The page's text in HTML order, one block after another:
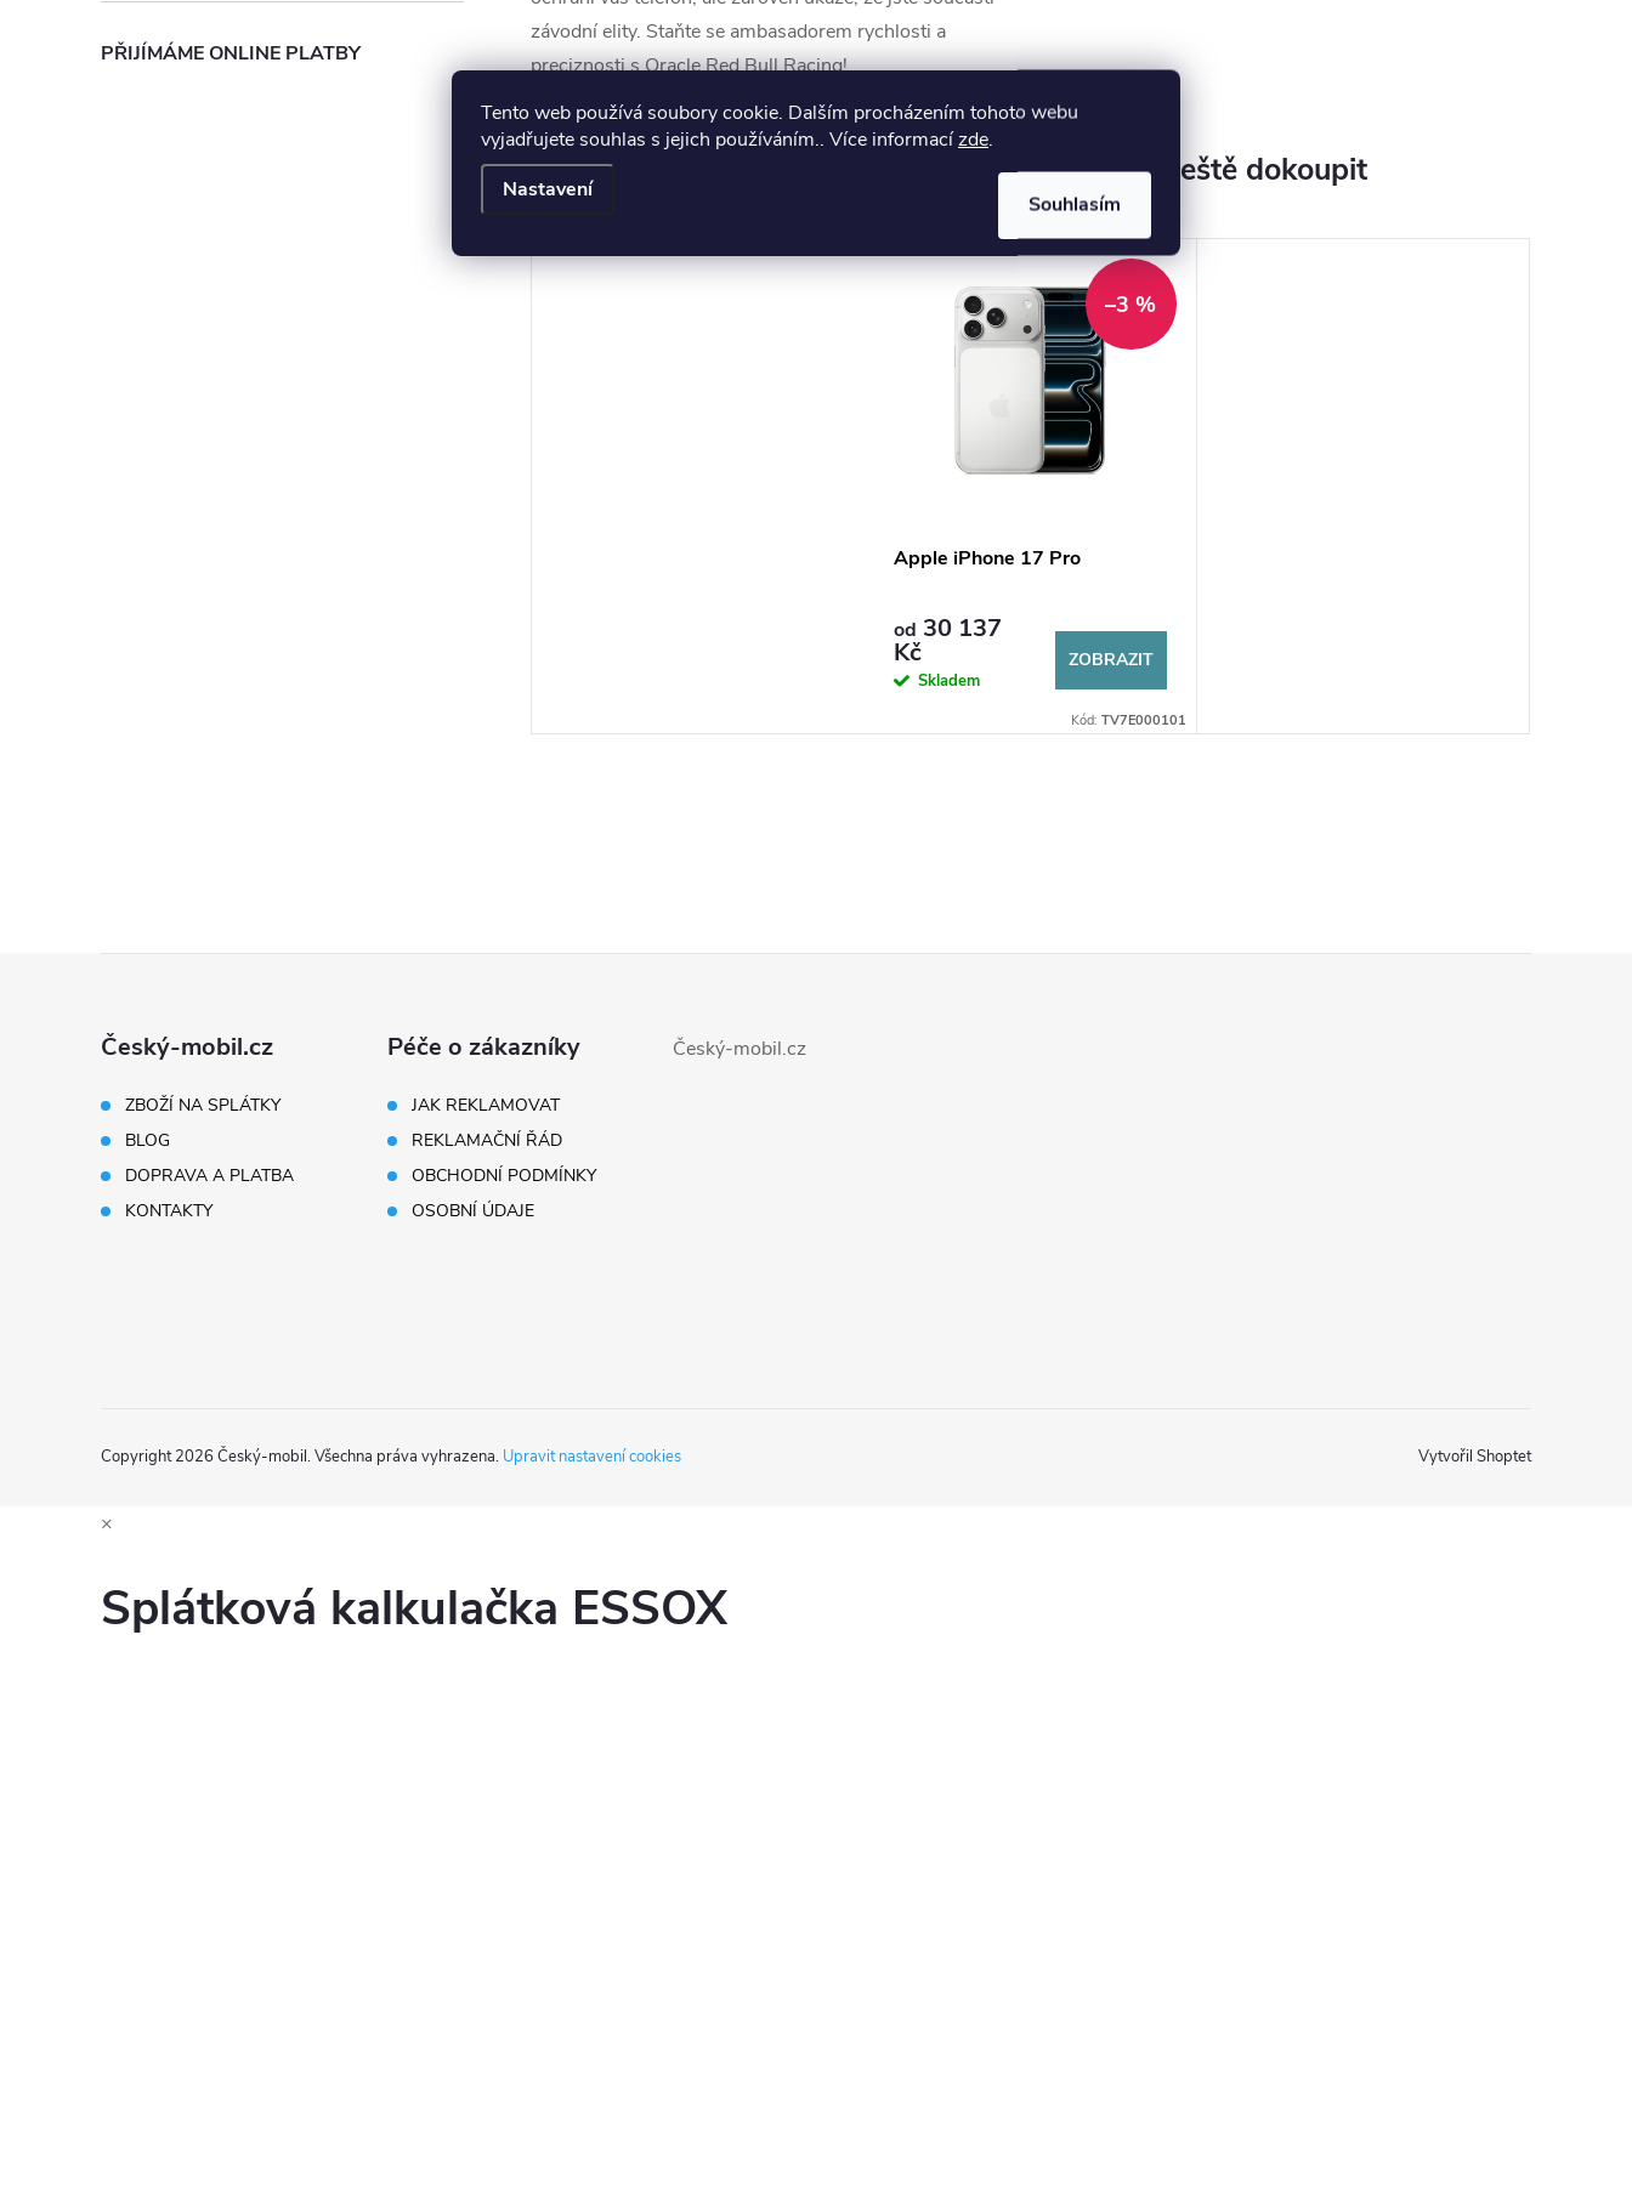
Tento web používá soubory cookie. Dalším procházením tohoto webu
vyjadřujete souhlas s jejich používáním.. Více informacízde.
Nastavení
Souhlasím
PŘIJÍMÁME ONLINE PLATBY
závodní elity. Staňte se ambasadorem rychlosti a
preciznosti s Oracle Red Bull Racing!
K tomuto produktu doporučujeme ještě dokoupit
–3 %
Apple iPhone 17 Pro
od 30 137
Kč
Skladem
ZOBRAZIT
Kód: TV7E000101
Český-mobil.cz
ZBOŽÍ NA SPLÁTKY
BLOG
DOPRAVA A PLATBA
KONTAKTY
Péče o zákazníky
JAK REKLAMOVAT
REKLAMAČNÍ ŘÁD
OBCHODNÍ PODMÍNKY
OSOBNÍ ÚDAJE
Český-mobil.cz
Vytvořil Shoptet
Copyright 2026 Český-mobil. Všechna práva vyhrazena. Upravit nastavení cookies
×
Splátková kalkulačka ESSOX